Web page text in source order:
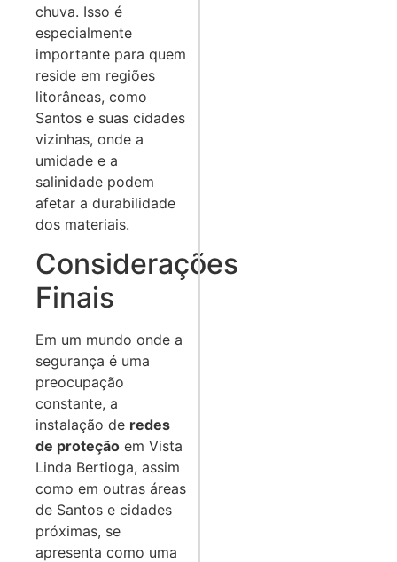
chuva. Isso é
especialmente
importante para quem
reside em regiões
litorâneas, como
Santos e suas cidades
vizinhas, onde a
umidade e a
salinidade podem
afetar a durabilidade
dos materiais.
Considerações
Finais
Em um mundo onde a
segurança é uma
preocupação
constante, a
instalação de redes
de proteção em Vista
Linda Bertioga, assim
como em outras áreas
de Santos e cidades
próximas, se
apresenta como uma